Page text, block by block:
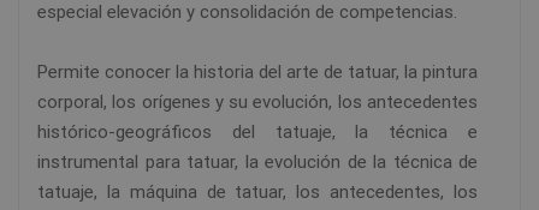
especial elevación y consolidación de competencias.
Permite conocer la historia del arte de tatuar, la pintura
corporal, los orígenes y su evolución, los antecedentes
histórico-geográficos del tatuaje, la técnica e
instrumental para tatuar, la evolución de la técnica de
tatuaje, la máquina de tatuar, los antecedentes, los